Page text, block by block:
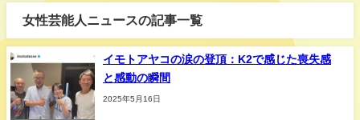
女性芸能人ニュースの記事一覧
イモトアヤコの涙の登頂：K2で感じた喪失感
と感動の瞬間
2025年5月16日